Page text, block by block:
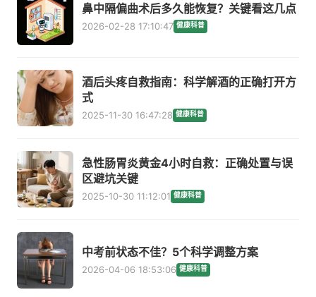
鼻中隔偏曲术后多久能恢复？关键看这几点
2026-02-28 17:10:47 健康科普
酒后头疼自救指南：科学解酒的正确打开方
式
2025-11-30 16:47:28 健康科普
急性肠胃炎黄金4小时自救：正确处置与误
区避坑关键
2025-10-30 11:12:01 健康科普
中考前状态不佳？5个科学调整方案
2026-04-06 18:53:06 健康科普